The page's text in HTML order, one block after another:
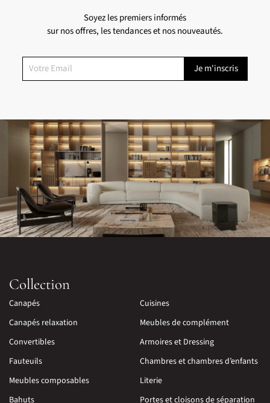
Soyez les premiers informés
sur nos offres, les tendances et nos nouveautés.
Collection
Canapés
Canapés relaxation
Convertibles
Fauteuils
Meubles composables
Bahuts
Cuisines
Meubles de complément
Armoires et Dressing
Chambres et chambres d’enfants
Literie
Portes et cloisons de séparation